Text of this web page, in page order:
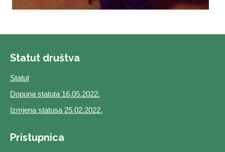
Statut društva
Statut
Dopuna statuta 16.05.2022.
Izmjena statusa 25.02.2022.
Pristupnica